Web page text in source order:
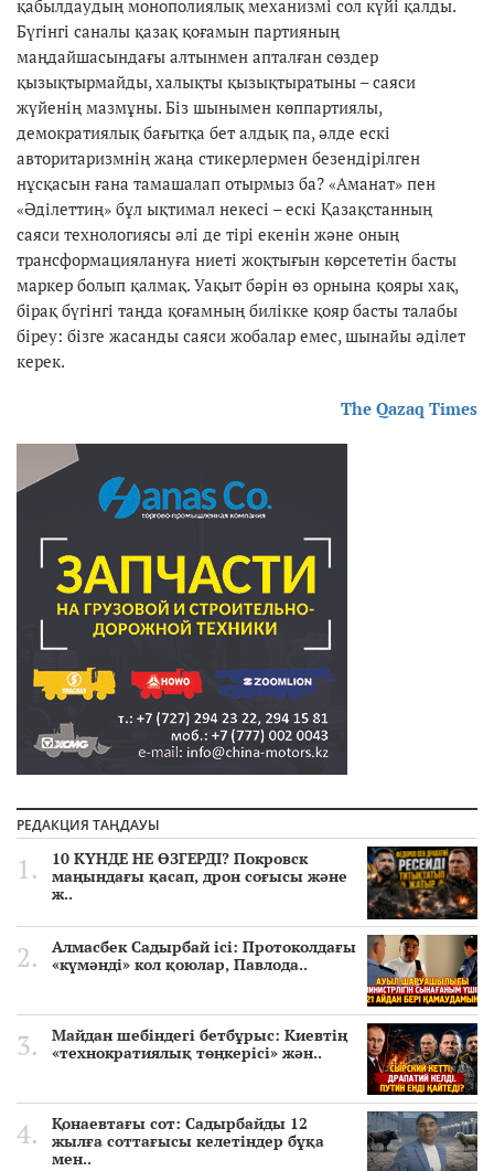
қабылдаудың монополиялық механизмі сол күйі қалды.
Бүгінгі саналы қазақ қоғамын партияның
маңдайшасындағы алтынмен апталған сөздер
қызықтырмайды, халықты қызықтыратыны – саяси
жүйенің мазмұны. Біз шынымен көппартиялы,
демократиялық бағытқа бет алдық па, әлде ескі
авторитаризмнің жаңа стикерлермен безендірілген
нұсқасын ғана тамашалап отырмыз ба? «Аманат» пен
«Әділеттиң» бұл ықтимал некесі – ескі Қазақстанның
саяси технологиясы әлі де тірі екенін және оның
трансформациялануға ниеті жоқтығын көрсететін басты
маркер болып қалмақ. Уақыт бәрін өз орнына қояры хақ,
бірақ бүгінгі таңда қоғамның билікке қояр басты талабы
біреу: бізге жасанды саяси жобалар емес, шынайы әділет
керек.
The Qazaq Times
РЕДАКЦИЯ ТАҢДАУЫ
10 КҮНДЕ НЕ ӨЗГЕРДІ? Покровск
маңындағы қасап, дрон соғысы және
ж..
Алмасбек Садырбай ісі: Протоколдағы
«күмәнді» кол қоюлар, Павлода..
Майдан шебіндегі бетбұрыс: Киевтің
«технократиялық төңкерісі» жән..
Қонаевтағы сот: Садырбайды 12
жылға соттағысы келетіндер бұқа
мен..